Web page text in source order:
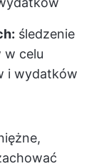
śledzenie
w celu
i wydatków